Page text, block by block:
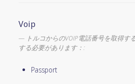
Voip
トルコからのVOIP電話番号を取得
する必要があります：:
Passport